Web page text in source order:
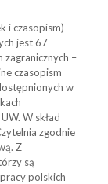
i czasopism)
jest 67
zagranicznych –
czasopism
w
W skład
zgodnie
Z
są
polskich